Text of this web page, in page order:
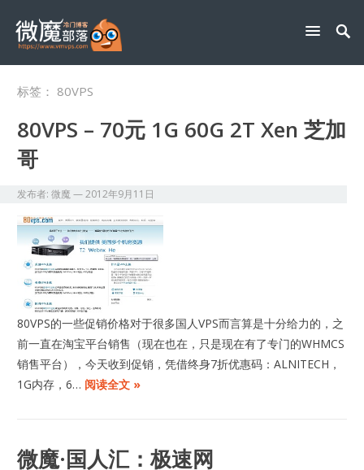
标签： 80VPS
80VPS – 70元 1G 60G 2T Xen 芝加
哥
发布者:微魔—2012年9月11日
80VPS的一些促销价格对于很多国人VPS而言算是十分给力的，之
前一直在淘宝平台销售（现在也在，只是现在有了专门的WHMCS
销售平台），今天收到促销，凭借终身7折优惠码：ALNITECH，
1G内存，6… 阅读全文 »
微魔·国人汇：极速网